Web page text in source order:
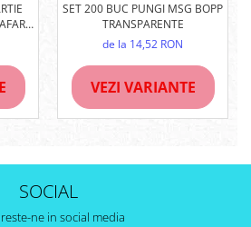
SET 200 BUC PUNGI MSG BOPP
TRANSPARENTE
de la 14,52 RON
VEZI VARIANTE
SOCIAL
ne in social media